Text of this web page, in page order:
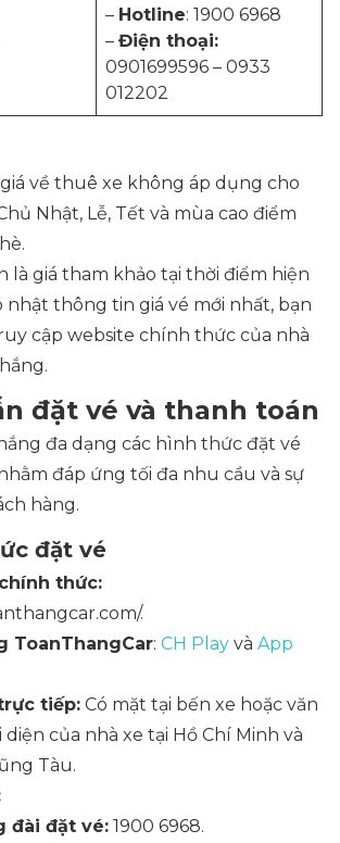
– Hotline: 1900 6968
– Điện thoại:
0901699596 – 0933
012202
về thuê xe không áp dụng cho
Nhật, Lễ, Tết và mùa cao điểm
là giá tham khảo tại thời điểm hiện
nhật thông tin giá vé mới nhất, bạn
cập website chính thức của nhà
đặt vé và thanh toán
đa dạng các hình thức đặt vé
đáp ứng tối đa nhu cầu và sự
hàng.
đặt vé
thức:
.
ToanThangCar: CH Play và App
tiếp: Có mặt tại bến xe hoặc văn
của nhà xe tại Hồ Chí Minh và
Tàu.
đài đặt vé: 1900 6968.